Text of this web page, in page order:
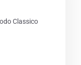
Classico